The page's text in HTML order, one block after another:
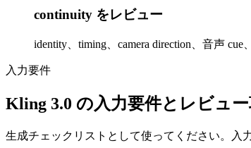
continuity をレビュー
identity、timing、camera direction、音声 cue
入力要件
Kling 3.0 の入力要件とレビュー
生成チェックリストとして使ってください。入